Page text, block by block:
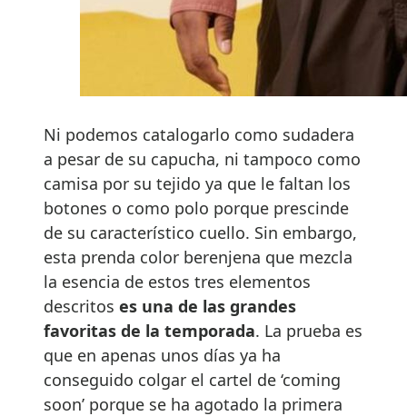
Ni podemos catalogarlo como sudadera
a pesar de su capucha, ni tampoco como
camisa por su tejido ya que le faltan los
botones o como polo porque prescinde
de su característico cuello. Sin embargo,
esta prenda color berenjena que mezcla
la esencia de estos tres elementos
descritos es una de las grandes
favoritas de la temporada. La prueba es
que en apenas unos días ya ha
conseguido colgar el cartel de ‘coming
soon’ porque se ha agotado la primera